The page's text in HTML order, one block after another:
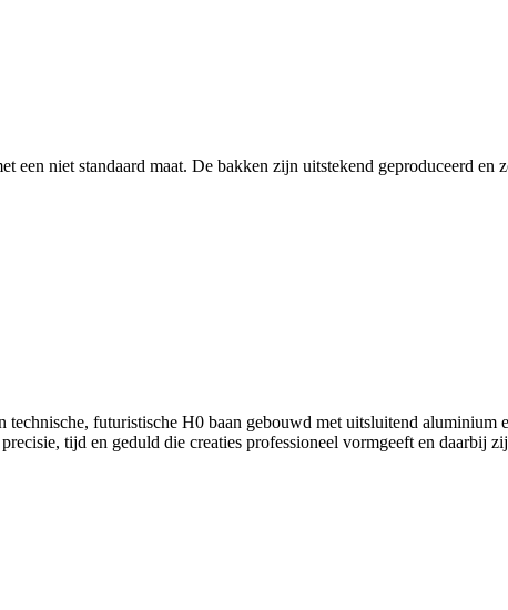
niet standaard maat. De bakken zijn uitstekend geproduceerd en
futuristische H0 baan gebouwd met uitsluitend aluminium
tijd en geduld die creaties professioneel vormgeeft en daarbij